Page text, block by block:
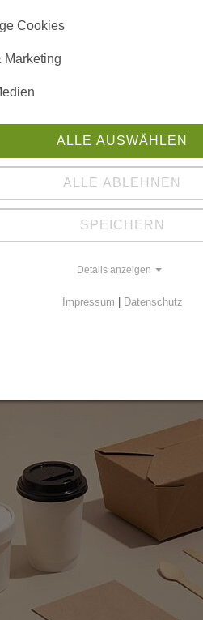
900.000-Euro-Exit
IT für das Gesundheitswesen
Cookies
Marketing
ALLE AUSWÄHLEN
ALLE ABLEHNEN
SPEICHERN
Details anzeigen
Impressum | Datenschutz